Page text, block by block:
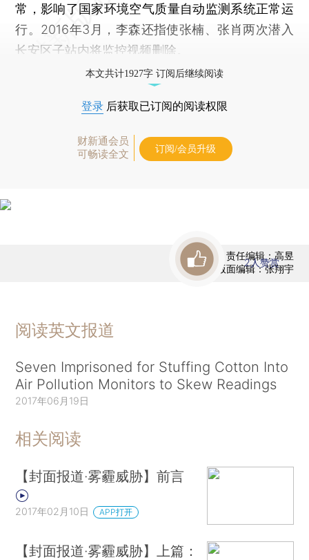
常，影响了国家环境空气质量自动监测系统正常运
行。2016年3月，李森还指使张楠、张肖两次潜入
长安区子站内将监控视频删除。
本文共计1927字 订阅后继续阅读
登录 后获取已订阅的阅读权限
财新通会员
可畅读全文
订阅/会员升级
责任编辑：高昱
版面编辑：张翔宇
2人赞赏
阅读英文报道
Seven Imprisoned for Stuffing Cotton Into
Air Pollution Monitors to Skew Readings
2017年06月19日
相关阅读
【封面报道·雾霾威胁】前言
2017年02月10日 APP打开
【封面报道·雾霾威胁】上篇：